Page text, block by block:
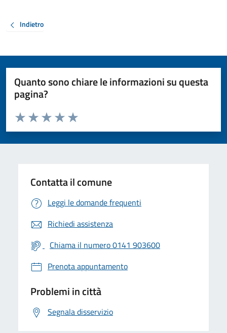
Indietro
Quanto sono chiare le informazioni su questa
pagina?
Valuta da 1 a 5 stelle la pagina
Valuta 5 stelle su 5
Valuta 4 stelle su 5
Valuta 3 stelle su 5
Valuta 2 stelle su 5
Valuta 1 stelle su 5
Contatta il comune
Leggi le domande frequenti
Richiedi assistenza
Chiama il numero 0141 903600
Prenota appuntamento
Problemi in città
Segnala disservizio